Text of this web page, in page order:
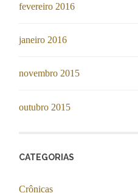
fevereiro 2016
janeiro 2016
novembro 2015
outubro 2015
CATEGORIAS
Crônicas